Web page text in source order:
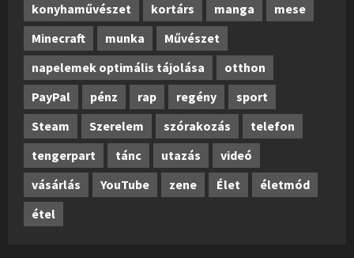
konyhaművészet
kortárs manga
mese
Minecraft
munka
Művészet
napelemek optimális tájolása
otthon
PayPal
pénz rap regény
sport
Steam
Szerelem szórakozás
telefon
tengerpart
tánc utazás
videó
vásárlás
YouTube zene Élet
életmód
étel